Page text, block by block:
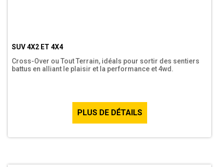
SUV 4X2 ET 4X4
Cross-Over ou Tout Terrain, idéals pour sortir des sentiers
battus en alliant le plaisir et la performance et 4wd.
PLUS DE DÉTAILS